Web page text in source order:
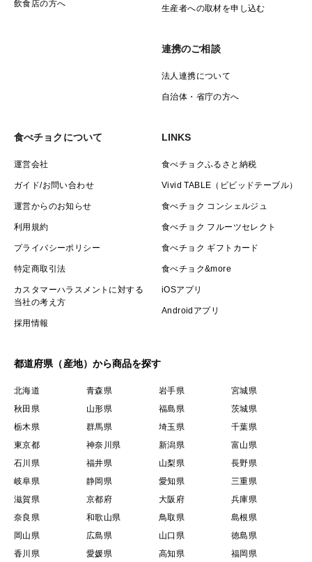
飲食店の方へ 生産者への取材を申し込む
連携のご相談
法人連携について
自治体・省庁の方へ
食べチョクについて
運営会社
ガイド/お問い合わせ
運営からのお知らせ
利用規約
プライバシーポリシー
特定商取引法
カスタマーハラスメントに対する
当社の考え方
採用情報
LINKS
食べチョクふるさと納税
Vivid TABLE（ビビッドテーブル）
食べチョク コンシェルジュ
食べチョク フルーツセレクト
食べチョク ギフトカード
食べチョク&more
iOSアプリ
Androidアプリ
都道府県（産地）から商品を探す
北海道 青森県 岩手県
宮城県
秋田県
山形県 福島県
茨城県
栃木県
群馬県 埼玉県
千葉県
東京都
神奈川県 新潟県
富山県
石川県
福井県 山梨県
長野県
岐阜県
静岡県 愛知県
三重県
滋賀県
京都府 大阪府
兵庫県
奈良県
和歌山県 鳥取県
島根県
岡山県
広島県 山口県
徳島県
香川県
愛媛県 高知県 福岡県